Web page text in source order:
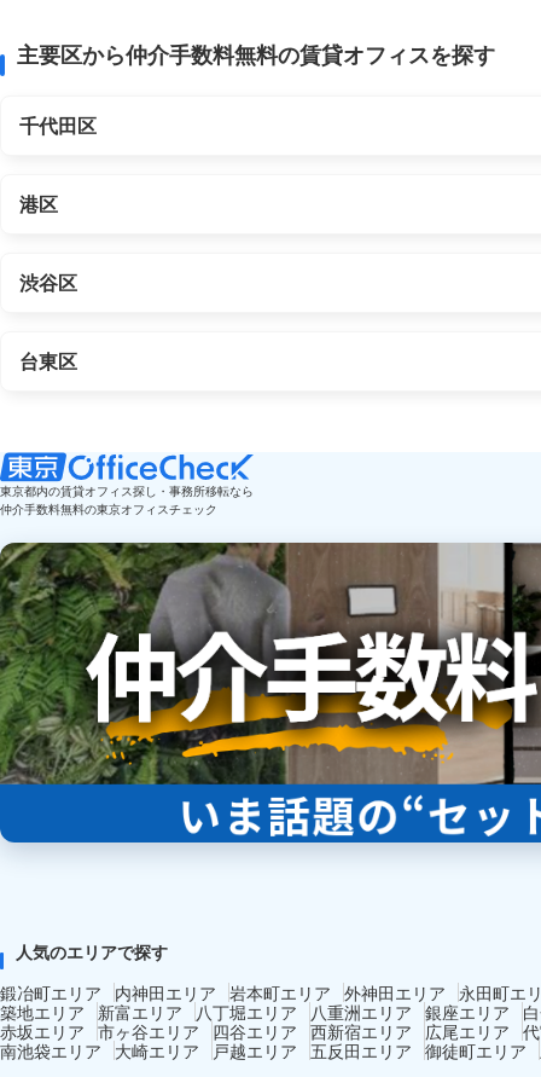
主要区から仲介手数料無料の賃貸オフィスを探す
千代田区
港区
渋谷区
台東区
東京都内の賃貸オフィス探し・事務所移転なら
仲介手数料無料の東京オフィスチェック
人気のエリアで探す
鍛冶町エリア
内神田エリア 岩本町エリア 外神田エリア
永田町エ
築地エリア
新富エリア 八丁堀エリア 八重洲エリア 銀座エリア
赤坂エリア 市ヶ谷エリア 四谷エリア 西新宿エリア 広尾エリア
南池袋エリア
大崎エリア 戸越エリア 五反田エリア 御徒町エリア